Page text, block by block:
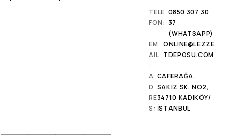
TELE
FON:
0850 307 30
37
(WHATSAPP)
EM
AIL
:
ONLINE@LEZZE
TDEPOSU.COM
A
D
RE
S:
CAFERAĞA,
SAKIZ SK. NO2,
34710 KADIKÖY/
İSTANBUL